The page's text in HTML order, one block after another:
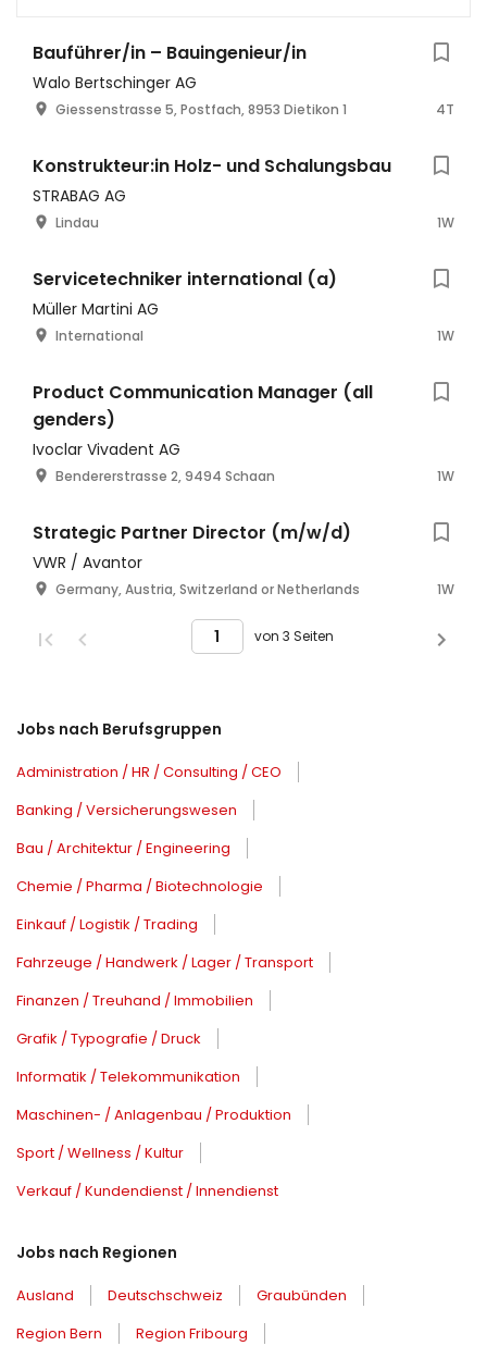
Bauführer/in – Bauingenieur/in
Walo Bertschinger AG
Giessenstrasse 5, Postfach, 8953 Dietikon 1 4T
Konstrukteur:in Holz- und Schalungsbau
STRABAG AG
Lindau 1W
Servicetechniker international (a)
Müller Martini AG
International 1W
Product Communication Manager (all
genders)
Ivoclar Vivadent AG
Bendererstrasse 2, 9494 Schaan 1W
Strategic Partner Director (m/w/d)
VWR / Avantor
Germany, Austria, Switzerland or Netherlands 1W
von 3 Seiten
Jobs nach Berufsgruppen
Administration / HR / Consulting / CEO
Banking / Versicherungswesen
Bau / Architektur / Engineering
Chemie / Pharma / Biotechnologie
Einkauf / Logistik / Trading
Fahrzeuge / Handwerk / Lager / Transport
Finanzen / Treuhand / Immobilien
Grafik / Typografie / Druck
Informatik / Telekommunikation
Maschinen- / Anlagenbau / Produktion
Sport / Wellness / Kultur
Verkauf / Kundendienst / Innendienst
Jobs nach Regionen
Ausland Deutschschweiz
Graubünden
Region Bern
Region Fribourg